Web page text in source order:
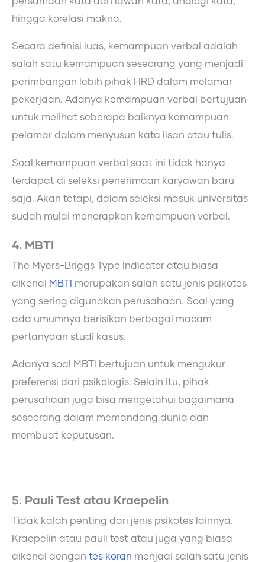
hingga korelasi makna.
Secara definisi luas, kemampuan verbal adalah
salah satu kemampuan seseorang yang menjadi
perimbangan lebih pihak HRD dalam melamar
pekerjaan. Adanya kemampuan verbal bertujuan
untuk melihat seberapa baiknya kemampuan
pelamar dalam menyusun kata lisan atau tulis.
Soal kemampuan verbal saat ini tidak hanya
terdapat di seleksi penerimaan karyawan baru
saja. Akan tetapi, dalam seleksi masuk universitas
sudah mulai menerapkan kemampuan verbal.
4. MBTI
The Myers-Briggs Type Indicator atau biasa
dikenal
MBTI merupakan salah satu jenis psikotes
yang sering digunakan perusahaan. Soal yang
ada umumnya berisikan berbagai macam
pertanyaan studi kasus.
Adanya soal MBTI bertujuan untuk mengukur
preferensi dari psikologis. Selain itu, pihak
perusahaan juga bisa mengetahui bagaimana
seseorang dalam memandang dunia dan
membuat keputusan.
5. Pauli Test atau Kraepelin
Tidak kalah penting dari jenis psikotes lainnya.
Kraepelin atau pauli test atau juga yang biasa
dikenal dengan tes koran menjadi salah satu jenis